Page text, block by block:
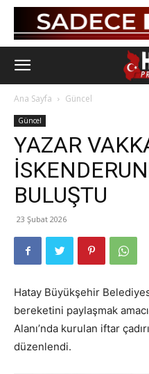
Ana Sayfa Güncel
Güncel
YAZAR
BULUŞTU
23 Şubat 2026
Hatay Büyükşehir
bereketini paylaşmak
Alanı’nda kurulan iftar
düzenlendi.